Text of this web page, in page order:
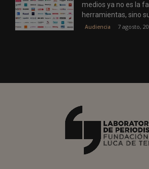
medios ya no es la
herramientas, sino
Audiencia 7 agosto,